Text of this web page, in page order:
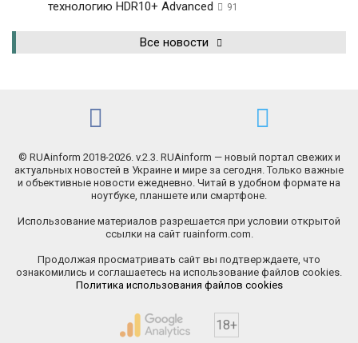
технологию HDR10+ Advanced
91
Все новости
© RUAinform 2018-2026. v.2.3. RUAinform — новый портал свежих и
актуальных новостей в Украине и мире за сегодня. Только важные
и объективные новости ежедневно. Читай в удобном формате на
ноутбуке, планшете или смартфоне.
Использование материалов разрешается при условии открытой
ссылки на сайт ruainform.com.
Продолжая просматривать сайт вы подтверждаете, что
ознакомились и соглашаетесь на использование файлов cookies.
Политика использования файлов cookies
18+